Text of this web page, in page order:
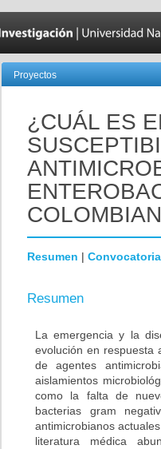
Proyectos
¿CUÁL ES
Resumen | Convocatoria
Resumen
La emergencia y la
evolución en respuesta
de agentes
aislamientos
como la falta de
bacterias gram
antimicrobianos
literatura médica